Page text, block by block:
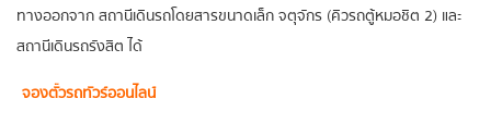
ทางออกจาก สถานีเดินรถโดยสารขนาดเล็ก จตุจักร (คิวรถตู้หมอชิต 2) และ
สถานีเดินรถรังสิต ได้
จองตั๋วรถทัวร์ออนไลน์